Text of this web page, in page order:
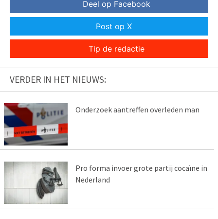
Deel op Facebook
Post op X
Tip de redactie
VERDER IN HET NIEUWS:
Onderzoek aantreffen overleden man
Pro forma invoer grote partij cocaïne in
Nederland